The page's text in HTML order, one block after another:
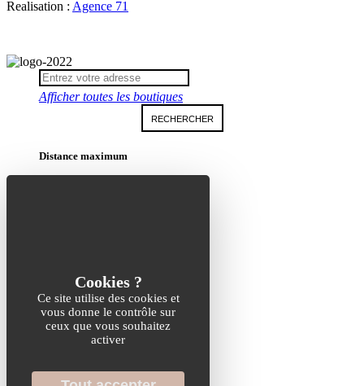
Realisation : Agence 71
Afficher toutes les boutiques
RECHERCHER
Distance maximum
Search in this Area
Ce site utilise des cookies et
vous donne le contrôle sur
ceux que vous souhaitez
activer